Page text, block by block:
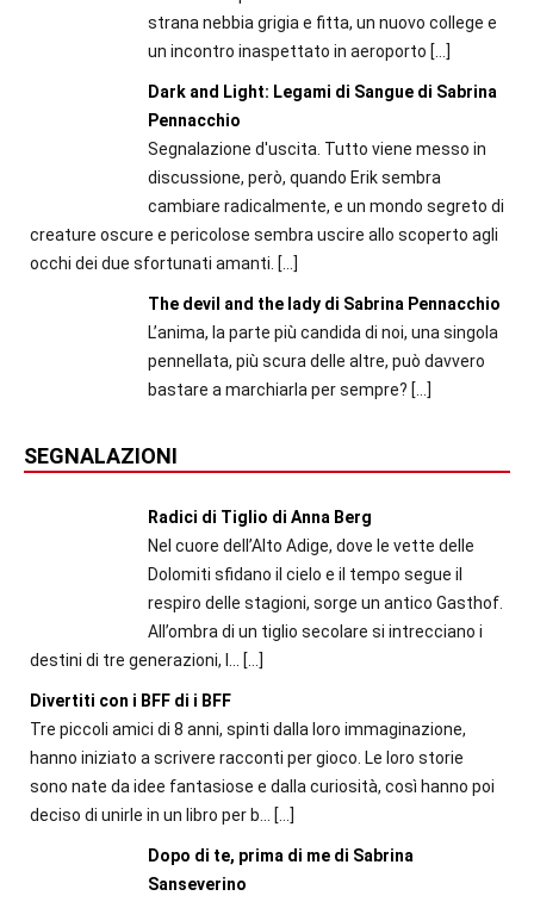
strana nebbia grigia e fitta, un nuovo college e
un incontro inaspettato in aeroporto […]
Dark and Light: Legami di Sangue di Sabrina
Pennacchio
Segnalazione d'uscita. Tutto viene messo in
discussione, però, quando Erik sembra
cambiare radicalmente, e un mondo segreto di
creature oscure e pericolose sembra uscire allo scoperto agli
occhi dei due sfortunati amanti. […]
The devil and the lady di Sabrina Pennacchio
L’anima, la parte più candida di noi, una singola
pennellata, più scura delle altre, può davvero
bastare a marchiarla per sempre? […]
SEGNALAZIONI
Radici di Tiglio di Anna Berg
Nel cuore dell’Alto Adige, dove le vette delle
Dolomiti sfidano il cielo e il tempo segue il
respiro delle stagioni, sorge un antico Gasthof.
All’ombra di un tiglio secolare si intrecciano i
destini di tre generazioni, l... […]
Divertiti con i BFF di i BFF
Tre piccoli amici di 8 anni, spinti dalla loro immaginazione,
hanno iniziato a scrivere racconti per gioco. Le loro storie
sono nate da idee fantasiose e dalla curiosità, così hanno poi
deciso di unirle in un libro per b... […]
Dopo di te, prima di me di Sabrina
Sanseverino